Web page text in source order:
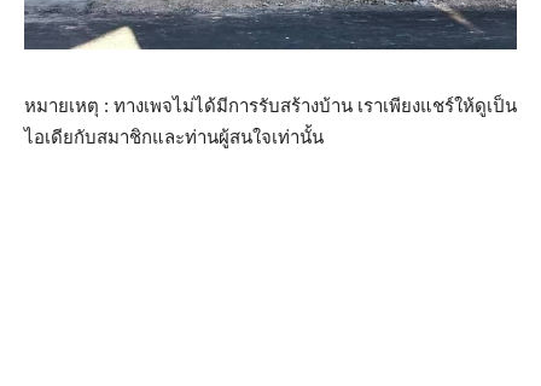
หมายเหตุ : ทางเพจไม่ได้มีการรับสร้างบ้าน เราเพียงแชร์ให้ดูเป็น
ไอเดียกับสมาชิกและท่านผู้สนใจเท่านั้น